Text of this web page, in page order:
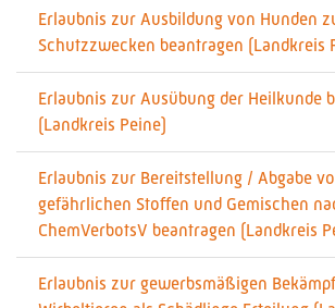
Erlaubnis zur Ausbildung von Hunden
Schutzzwecken beantragen (Landkreis
Erlaubnis zur Ausübung der Heilkunde
(Landkreis Peine)
Erlaubnis zur Bereitstellung / Abgabe
gefährlichen Stoffen und Gemischen
ChemVerbotsV beantragen (Landkreis
Erlaubnis zur gewerbsmäßigen